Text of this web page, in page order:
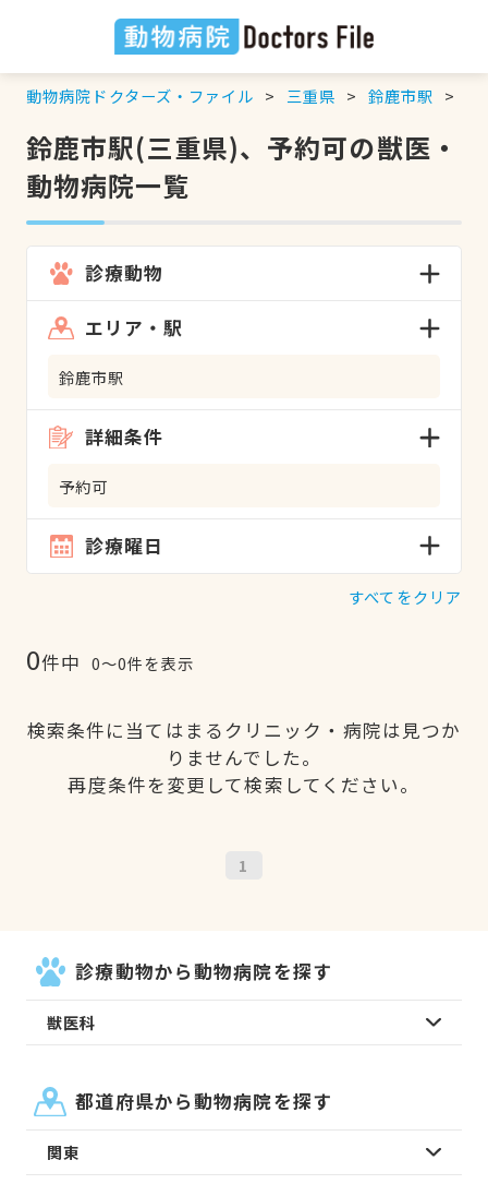
動物病院ドクターズ・ファイル 三重県 鈴鹿市駅
鈴鹿市駅(三重県)、予約可の獣医・
動物病院一覧
診療動物
エリア・駅
鈴鹿市駅
詳細条件
予約可
診療曜日
すべてをクリア
0件中 0〜0件を表示
検索条件に当てはまるクリニック・病院は見つか
りませんでした。
再度条件を変更して検索してください。
1
診療動物から動物病院を探す
獣医科
都道府県から動物病院を探す
関東